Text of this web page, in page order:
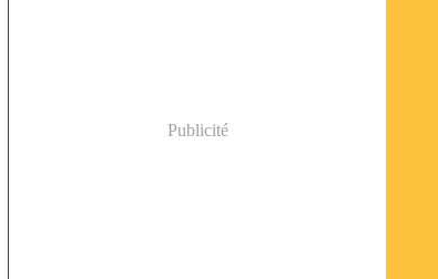
Publicité